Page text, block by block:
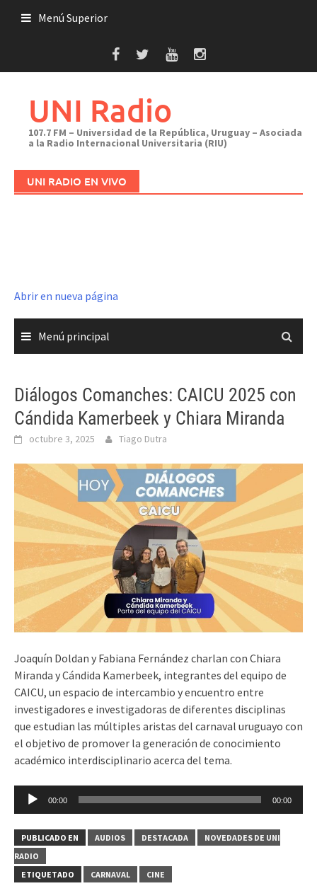
Menú Superior
UNI Radio
107.7 FM – Universidad de la República, Uruguay – Asociada
a la Radio Internacional Universitaria (RIU)
UNI RADIO EN VIVO
Abrir en nueva página
Menú principal
Diálogos Comanches: CAICU 2025 con
Cándida Kamerbeek y Chiara Miranda
octubre 3, 2025 Tiago Dutra
Joaquín Doldan y Fabiana Fernández charlan con Chiara
Miranda y Cándida Kamerbeek, integrantes del equipo de
CAICU, un espacio de intercambio y encuentro entre
investigadores e investigadoras de diferentes disciplinas
que estudian las múltiples aristas del carnaval uruguayo con
el objetivo de promover la generación de conocimiento
académico interdisciplinario acerca del tema.
Reproductor
audio
00:00 00:00
PUBLICADO EN AUDIOS DESTACADA
NOVEDADES DE UNI
RADIO
ETIQUETADO
CARNAVAL CINE